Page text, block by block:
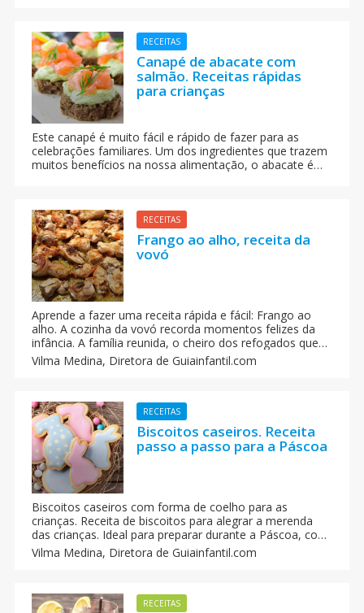
RECEITAS
Canapé de abacate com
salmão. Receitas rápidas
para crianças
Este canapé é muito fácil e rápido de fazer para as
celebrações familiares. Um dos ingredientes que trazem
muitos benefícios na nossa alimentação, o abacate é
é um peixe rico em antioxidantes.
RECEITAS
Frango ao alho, receita da
vovó
Aprende a fazer uma receita rápida e fácil: Frango ao
alho. A cozinha da vovó recorda momentos felizes da
infância. A família reunida, o cheiro dos refogados que
se espalha pela casa... Motivos para desfrutar da
cozinha tradicional com sabores com esse frango ao
Vilma Medina, Diretora de Guiainfantil.com
RECEITAS
Biscoitos caseiros. Receita
passo a passo para a Páscoa
Biscoitos caseiros com forma de coelho para as
crianças. Receita de biscoitos para alegrar a merenda
das crianças. Ideal para preparar durante a Páscoa, com
a colaboraçao das crianças no preparo. Te ensinamos a
fazer uns biscoitos deliciosos, passo a passo, com os
Vilma Medina, Diretora de Guiainfantil.com
RECEITAS